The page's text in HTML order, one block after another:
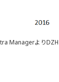
Managerより